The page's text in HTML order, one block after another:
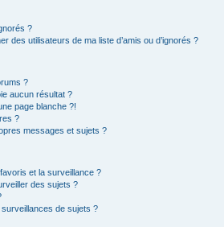
?
des utilisateurs de ma liste d’amis ou d’ignorés ?
?
aucun résultat ?
page blanche ?!
?
messages et sujets ?
et la surveillance ?
des sujets ?
de sujets ?